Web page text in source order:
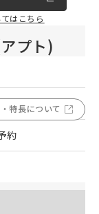
はこちら
約
プト)
特長について